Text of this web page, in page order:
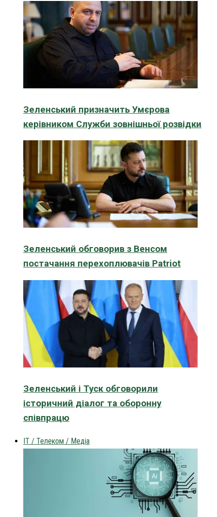
Зеленський призначить Умєрова
керівником Служби зовнішньої розвідки
Зеленський обговорив з Венсом
постачання перехоплювачів Patriot
Зеленський і Туск обговорили
історичний діалог та оборонну
співпрацю
IT / Телеком / Медіа